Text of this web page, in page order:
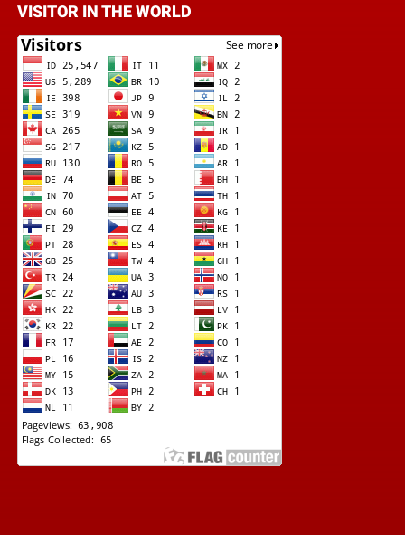
VISITOR IN THE WORLD